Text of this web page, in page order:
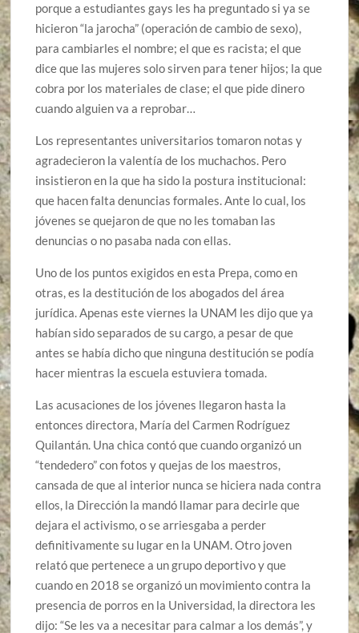
porque a estudiantes gays les ha preguntado si ya se
hicieron “la jarocha” (operación de cambio de sexo),
para cambiarles el nombre; el que es racista; el que
dice que las mujeres solo sirven para tener hijos; la que
cobra por los materiales de clase; el que pide dinero
cuando alguien va a reprobar…
Los representantes universitarios tomaron notas y
agradecieron la valentía de los muchachos. Pero
insistieron en la que ha sido la postura institucional:
que hacen falta denuncias formales. Ante lo cual, los
jóvenes se quejaron de que no les tomaban las
denuncias o no pasaba nada con ellas.
Uno de los puntos exigidos en esta Prepa, como en
otras, es la destitución de los abogados del área
jurídica. Apenas este viernes la UNAM les dijo que ya
habían sido separados de su cargo, a pesar de que
antes se había dicho que ninguna destitución se podía
hacer mientras la escuela estuviera tomada.
Las acusaciones de los jóvenes llegaron hasta la
entonces directora, María del Carmen Rodríguez
Quilantán. Una chica contó que cuando organizó un
“tendedero” con fotos y quejas de los maestros,
cansada de que al interior nunca se hiciera nada contra
ellos, la Dirección la mandó llamar para decirle que
dejara el activismo, o se arriesgaba a perder
definitivamente su lugar en la UNAM. Otro joven
relató que pertenece a un grupo deportivo y que
cuando en 2018 se organizó un movimiento contra la
presencia de porros en la Universidad, la directora les
dijo: “Se les va a necesitar para calmar a los demás”, y